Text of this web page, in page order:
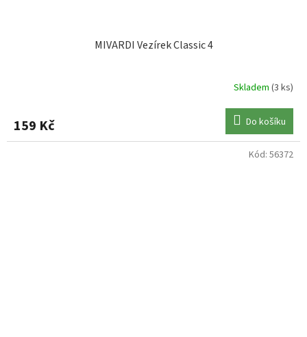
MIVARDI Vezírek Classic 4
Skladem (3 ks)
159 Kč Do košíku
Kód: 56372